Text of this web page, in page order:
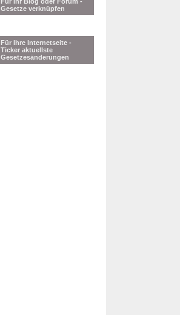
Gesetze verknüpfen
Für Ihre Internetseite -
Ticker aktuellste
Gesetzesänderungen